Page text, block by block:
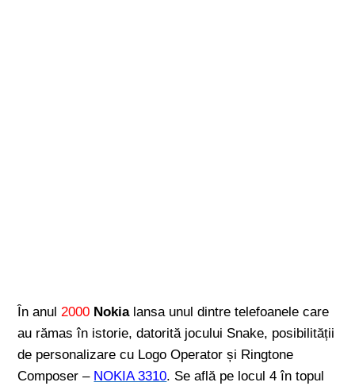
În anul2000 Nokialansa unul dintre telefoanele care
au rămas în istorie, datorită jocului Snake, posibilității
de personalizare cu Logo Operator și Ringtone
Composer – NOKIA 3310. Se află pe locul 4 în topul